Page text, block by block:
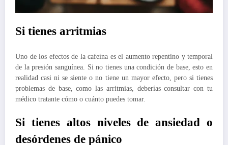
Si tienes arritmias
Uno de los efectos de la cafeína es el aumento repentino y temporal
de la presión sanguínea. Si no tienes una condición de base, esto en
realidad casi ni se siente o no tiene un mayor efecto, pero si tienes
problemas de base, como las arritmias, deberías consultar con tu
médico tratante cómo o cuánto puedes tomar.
Si tienes altos niveles de ansiedad o
desórdenes de pánico